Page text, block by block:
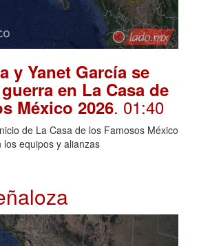
y Yanet García se
en La Casa de
México 2026. 01:40
de La Casa de los Famosos México
equipos y alianzas